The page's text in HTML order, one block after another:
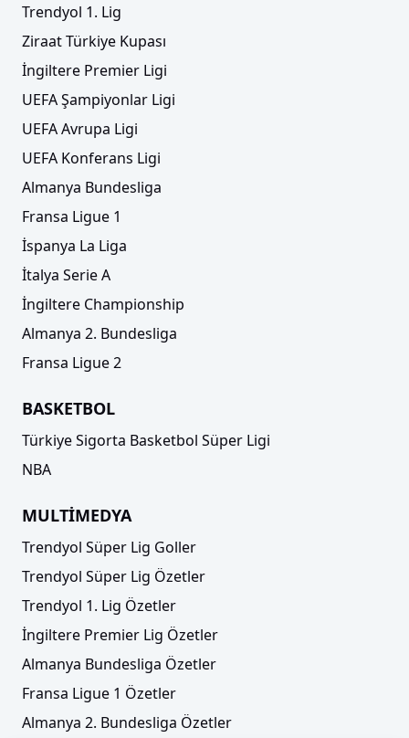
Trendyol 1. Lig
Ziraat Türkiye Kupası
İngiltere Premier Ligi
UEFA Şampiyonlar Ligi
UEFA Avrupa Ligi
UEFA Konferans Ligi
Almanya Bundesliga
Fransa Ligue 1
İspanya La Liga
İtalya Serie A
İngiltere Championship
Almanya 2. Bundesliga
Fransa Ligue 2
BASKETBOL
Türkiye Sigorta Basketbol Süper Ligi
NBA
MULTİMEDYA
Trendyol Süper Lig Goller
Trendyol Süper Lig Özetler
Trendyol 1. Lig Özetler
İngiltere Premier Lig Özetler
Almanya Bundesliga Özetler
Fransa Ligue 1 Özetler
Almanya 2. Bundesliga Özetler